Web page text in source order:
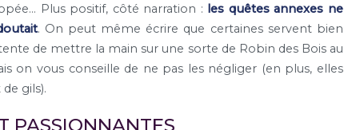
Plus positif, côté narration : les quêtes annexes ne
. On peut même écrire que certaines servent bien
de mettre la main sur une sorte de Robin des Bois au
on vous conseille de ne pas les négliger (en plus, elles
gils).
PASSIONNANTES